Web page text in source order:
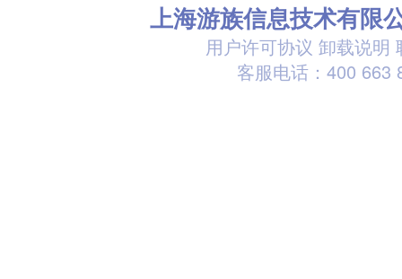
上海游族信息技术有限
用户许可协议 卸载说明
客服电话：400 663